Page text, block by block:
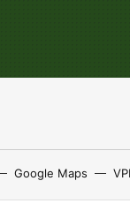
Google Maps